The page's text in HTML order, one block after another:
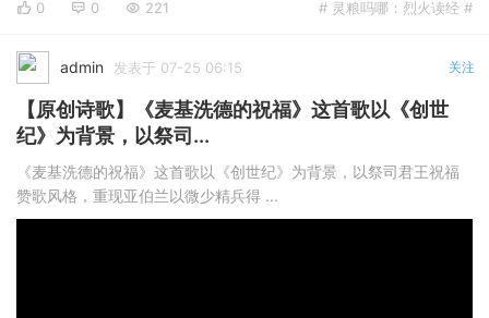
0 0 221 # 灵粮吗哪：烈火读经 #
admin 发表于 07-25 06:15 关注
【原创诗歌】《麦基洗德的祝福》这首歌以《创世
纪》为背景，以祭司...
《麦基洗德的祝福》这首歌以《创世纪》为背景，以祭司君王祝福
赞歌风格，重现亚伯兰以微少精兵得 ...